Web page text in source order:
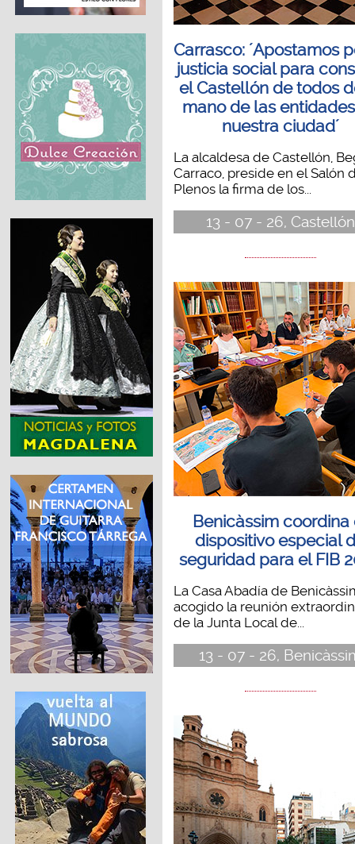
Carrasco: ´Apostamos
justicia social para
el Castellón de todos
mano de las
nuestra ciudad´
La alcaldesa de Castellón,
Carraco, preside en el Salón
Plenos la firma de los...
13 - 07 - 26, Castellón
Benicàssim coordina
dispositivo especial
seguridad para el FIB
La Casa Abadía de
acogido la reunión
de la Junta Local de...
13 - 07 - 26,